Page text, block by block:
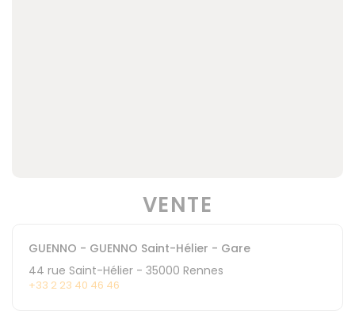
VENTE
GUENNO - GUENNO Saint-Hélier - Gare
44 rue Saint-Hélier - 35000 Rennes
+33 2 23 40 46 46